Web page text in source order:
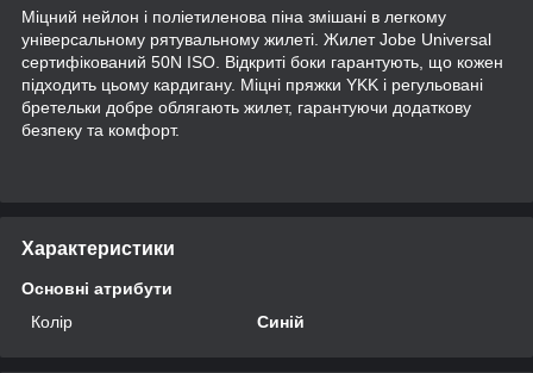
Міцний нейлон і поліетиленова піна змішані в легкому
універсальному рятувальному жилеті. Жилет Jobe Universal
сертифікований 50N ISO. Відкриті боки гарантують, що кожен
підходить цьому кардигану. Міцні пряжки YKK і регульовані
бретельки добре облягають жилет, гарантуючи додаткову
безпеку та комфорт.
Характеристики
Основні атрибути
Колір
Синій